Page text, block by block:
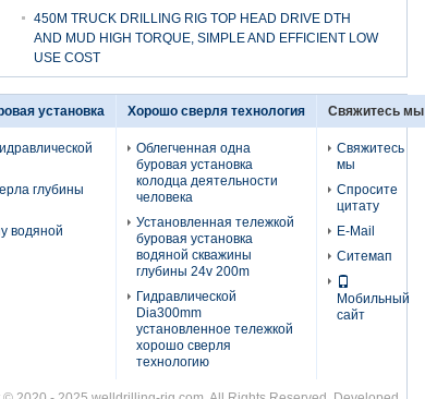
450M TRUCK DRILLING RIG TOP HEAD DRIVE DTH
AND MUD HIGH TORQUE, SIMPLE AND EFFICIENT LOW
USE COST
установка
глубины
водяной
Хорошо сверля технология
Облегченная одна
буровая установка
колодца деятельности
человека
Установленная тележкой
буровая установка
водяной скважины
глубины 24v 200m
Гидравлической
Dia300mm
установленное тележкой
хорошо сверля
технологию
Свяжитесь мы
Свяжитесь
мы
Спросите
цитату
E-Mail
Ситемап
Мобильный
сайт